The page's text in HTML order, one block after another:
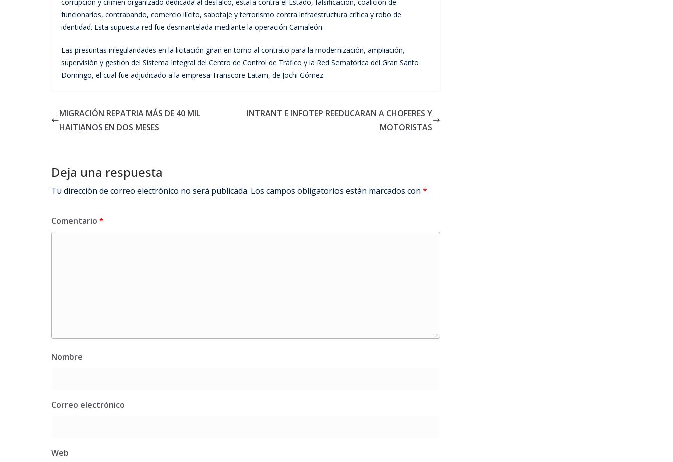
corrupción y crimen organizado dedicada al desfalco, estafa contra el Estado, falsificación, coalición de
funcionarios, contrabando, comercio ilícito, sabotaje y terrorismo contra infraestructura crítica y robo de
identidad. Esta supuesta red fue desmantelada mediante la operación Camaleón.
Las presuntas irregularidades en la licitación giran en torno al contrato para la modernización, ampliación,
supervisión y gestión del Sistema Integral del Centro de Control de Tráfico y la Red Semafórica del Gran Santo
Domingo, el cual fue adjudicado a la empresa Transcore Latam, de Jochi Gómez.
MIGRACIÓN REPATRIA MÁS DE 40 MIL
HAITIANOS EN DOS MESES
INTRANT E INFOTEP REEDUCARAN A CHOFERES Y
MOTORISTAS
Deja una respuesta
Tu dirección de correo electrónico no será publicada. Los campos obligatorios están marcados con *
Comentario *
Nombre
Correo electrónico
Web